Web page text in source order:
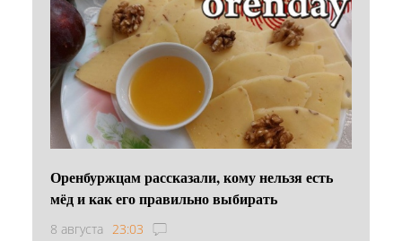
Оренбуржцам рассказали, кому нельзя есть
мёд и как его правильно выбирать
8 августа 23:03